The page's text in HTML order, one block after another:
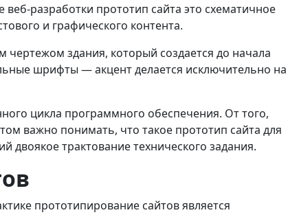
разработки прототип сайта это схематичное
и графического контента.
здания, который создается до начала
шрифты — акцент делается исключительно на
цикла программного обеспечения. От того,
важно понимать, что такое прототип сайта для
трактование технического задания.
прототипирование сайтов является